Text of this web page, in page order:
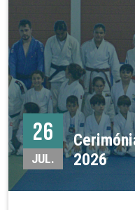
26
JUL.
2026